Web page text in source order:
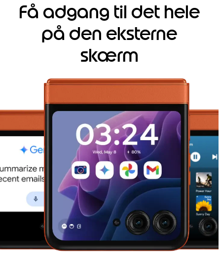
Få adgang til det hele
på den eksterne
skærm